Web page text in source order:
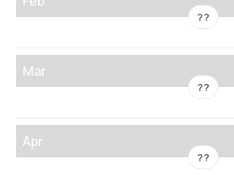
??
Mar
??
Apr
??